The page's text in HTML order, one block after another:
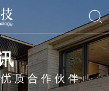
质合作伙伴